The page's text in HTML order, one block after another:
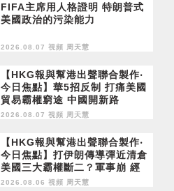
FIFA主席用人格證明 特朗普式
美國政治的污染能力
2026.08.07 視頻 周天慧
【HKG報與幫港出聲聯合製作‧
今日焦點】華5招反制 打痛美國
貿易霸權窮途 中國開新路
2026.08.07 視頻 周天慧
【HKG報與幫港出聲聯合製作‧
今日焦點】打伊朗傳導彈近清倉
美國三大霸權斷二？軍事崩 經
濟損
2026.08.06 視頻 周天慧